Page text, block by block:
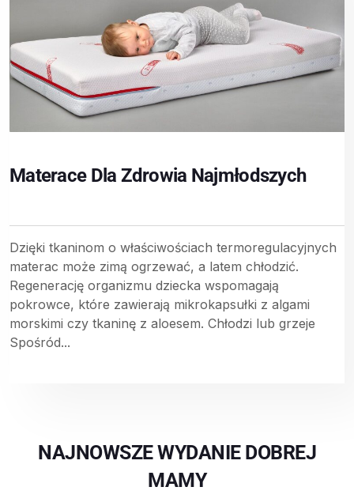
Materace Dla Zdrowia Najmłodszych
Dzięki tkaninom o właściwościach termoregulacyjnych
materac może zimą ogrzewać, a latem chłodzić.
Regenerację organizmu dziecka wspomagają
pokrowce, które zawierają mikrokapsułki z algami
morskimi czy tkaninę z aloesem. Chłodzi lub grzeje
Spośród...
NAJNOWSZE WYDANIE DOBREJ
MAMY